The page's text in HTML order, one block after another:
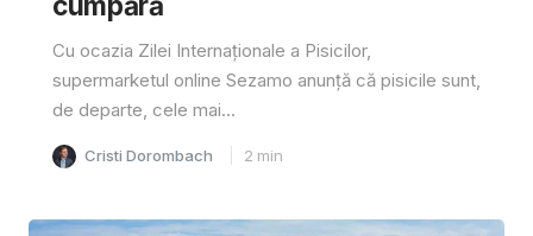
Cu ocazia Zilei Internaționale a Pisicilor,
supermarketul online Sezamo anunță că pisicile sunt,
de departe, cele mai...
Cristi Dorombach 2 min